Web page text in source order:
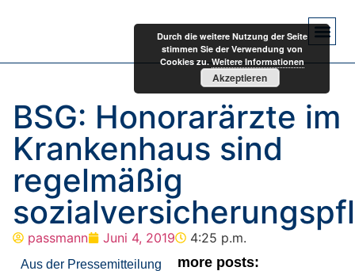
BSG: Honorarärzte im
Krankenhaus sind
regelmäßig
passmann Juni 4, 2019 4:25 p.m.
Aus der Pressemitteilung
more posts:
Durch die weitere Nutzung der Seite
stimmen Sie der Verwendung von
Cookies zu.Weitere Informationen
Akzeptieren